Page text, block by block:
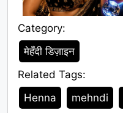
Category:
Category
मेहँदी डिज़ाइन
Related Tags:
Tags
Henna mehndi